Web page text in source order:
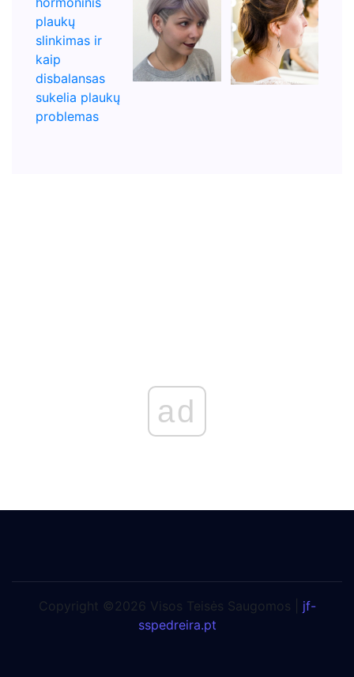
ad
Copyright ©2026 Visos Teisės Saugomos | jf-
sspedreira.pt